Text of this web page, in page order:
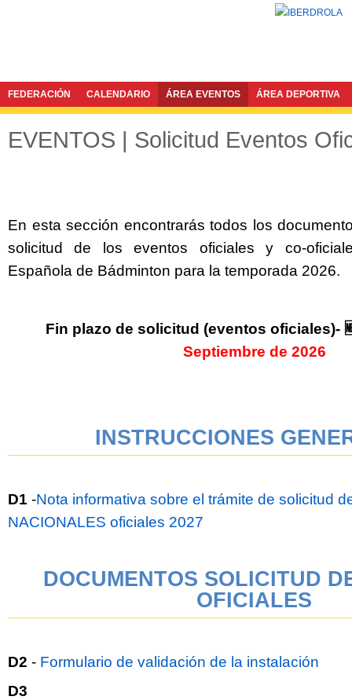
FEDERACIÓN CALENDARIO ÁREA EVENTOS ÁREA DEPORTIVA
EVENTOS | Solicitud Eventos
En esta sección encontrarás todos los
solicitud de los eventos oficiales y co-
Española de Bádminton para la temporada 2026.
Fin plazo de solicitud (eventos oficiales)-
Septiembre de 2026
INSTRUCCIONES
D1 -Nota informativa sobre el trámite de solicitud
NACIONALES oficiales 2027
DOCUMENTOS SOLICITUD
OFICIALES
D2 - Formulario de validación de la instalación
D3